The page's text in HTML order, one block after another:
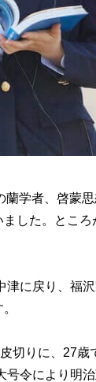
学者、啓蒙
した。とこ
に戻り、福
切りに、27歳
令により明